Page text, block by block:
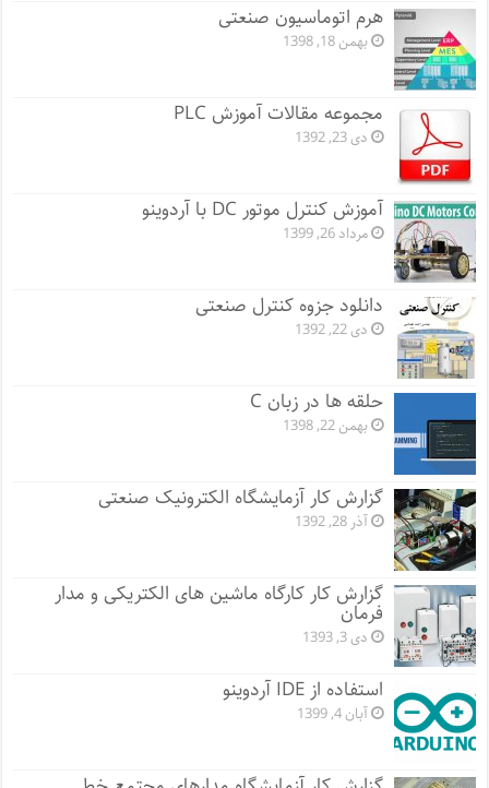
هرم اتوماسیون صنعتی
بهمن 18, 1398
مجموعه مقالات آموزش PLC
دی 23, 1392
آموزش کنترل موتور DC با آردوینو
مرداد 26, 1399
دانلود جزوه کنترل صنعتی
دی 22, 1392
حلقه ها در زبان C
بهمن 22, 1398
گزارش کار آزمایشگاه الکترونیک صنعتی
آذر 28, 1392
گزارش کار کارگاه ماشین های الکتریکی و مدار
فرمان
دی 3, 1393
استفاده از IDE آردوینو
آبان 4, 1399